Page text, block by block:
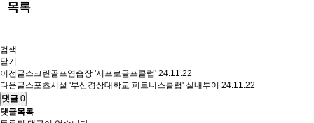
목록
검색
닫기
이전글스크린골프연습장 '서프로골프클럽' 24.11.22
다음글스포츠시설 '부산경상대학교 피트니스클럽' 실내투어 24.11.22
댓글 0
댓글목록